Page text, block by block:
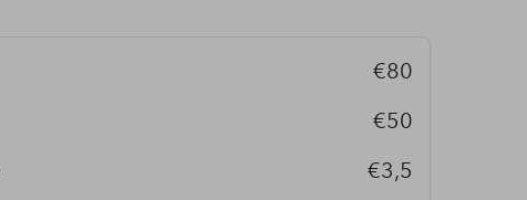
€80
€50
€3,5